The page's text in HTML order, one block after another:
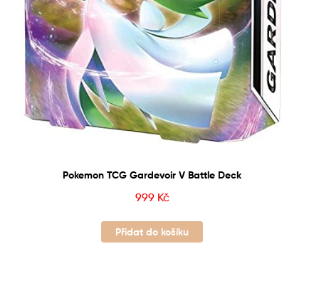
Pokemon TCG Gardevoir V Battle Deck
999 Kč
Přidat do košíku